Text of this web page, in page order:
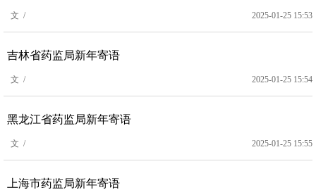
文 / 2025-01-25 15:53
吉林省药监局新年寄语
文 / 2025-01-25 15:54
黑龙江省药监局新年寄语
文 / 2025-01-25 15:55
上海市药监局新年寄语